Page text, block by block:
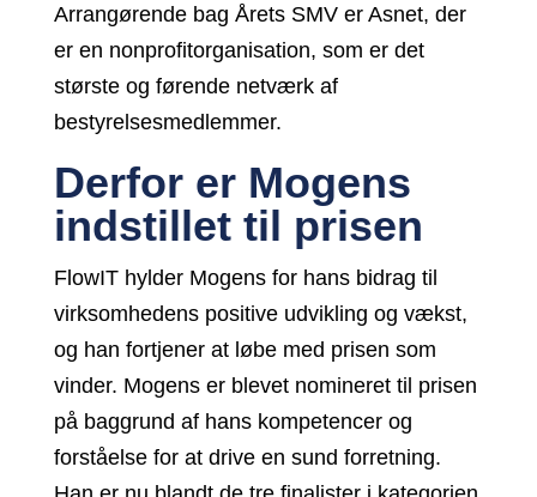
Arrangørende bag Årets SMV er Asnet, der
er en nonprofitorganisation, som er det
største og førende netværk af
bestyrelsesmedlemmer.
Derfor er Mogens
indstillet til prisen
FlowIT hylder Mogens for hans bidrag til
virksomhedens positive udvikling og vækst,
og han fortjener at løbe med prisen som
vinder. Mogens er blevet nomineret til prisen
på baggrund af hans kompetencer og
forståelse for at drive en sund forretning.